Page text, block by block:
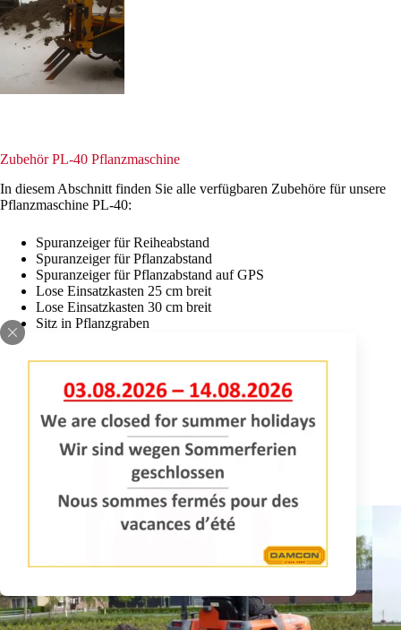
Zubehör PL-40 Pflanzmaschine
In diesem Abschnitt finden Sie alle verfügbaren Zubehöre für unsere
Pflanzmaschine PL-40:
Spuranzeiger für Reiheabstand
Spuranzeiger für Pflanzabstand
Spuranzeiger für Pflanzabstand auf GPS
Lose Einsatzkasten 25 cm breit
Lose Einsatzkasten 30 cm breit
Sitz in Pflanzgraben
Sämaschine
ANFRAGE INFORMATIONEN